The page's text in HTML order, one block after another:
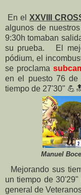
En elXXVIII
algunos de
9:30h tomaban
su prueba. El
pódium, el
se proclama
en el puesto 76 de
tiempo de 27'30" 💪
Manuel
Mejorando sus
un tiempo de
general de